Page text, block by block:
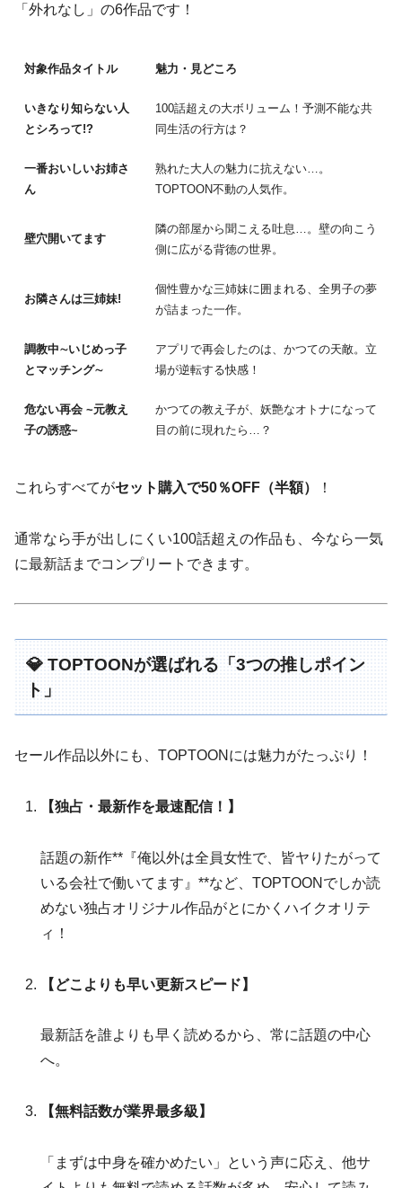
「外れなし」の6作品です！
対象作品タイトル 魅力・見どころ
いきなり知らない人
とシろって!?
100話超えの大ボリューム！予測不能な共
同生活の行方は？
一番おいしいお姉さ
ん
熟れた大人の魅力に抗えない…。
TOPTOON不動の人気作。
壁穴開いてます
隣の部屋から聞こえる吐息…。壁の向こう
側に広がる背徳の世界。
お隣さんは三姉妹!
個性豊かな三姉妹に囲まれる、全男子の夢
が詰まった一作。
調教中∼いじめっ子
とマッチング∼
アプリで再会したのは、かつての天敵。立
場が逆転する快感！
危ない再会 ~元教え
子の誘惑~
かつての教え子が、妖艶なオトナになって
目の前に現れたら…？
これらすべてがセット購入で50％OFF（半額） ！
通常なら手が出しにくい100話超えの作品も、今なら一気
に最新話までコンプリートできます。
💎 TOPTOONが選ばれる「3つの推しポイン
ト」
セール作品以外にも、TOPTOONには魅力がたっぷり！
【独占・最新作を最速配信！】
話題の新作**『俺以外は全員女性で、皆ヤりたがって
いる会社で働いてます』**など、TOPTOONでしか読
めない独占オリジナル作品がとにかくハイクオリテ
ィ！
【どこよりも早い更新スピード】
最新話を誰よりも早く読めるから、常に話題の中心
へ。
【無料話数が業界最多級】
「まずは中身を確かめたい」という声に応え、他サ